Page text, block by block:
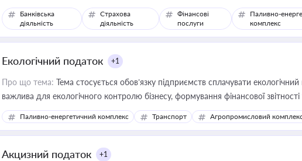
Банківська
діяльність
Страхова
діяльність
Фінансові
послуги
Паливно-
комплекс
Екологічний податок +1
Про що тема: Тема стосується обов’язку підприємств сплачувати
важлива для екологічного контролю бізнесу, формування фінансової
законодавства
Паливно-енергетичний комплекс Транспорт Агропромисловий
Акцизний податок +1